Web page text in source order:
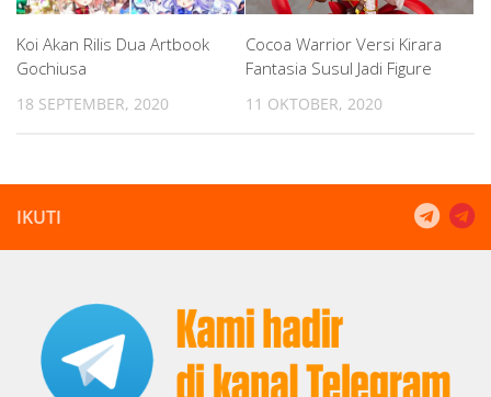
Koi Akan Rilis Dua Artbook
Gochiusa
18 SEPTEMBER, 2020
Cocoa Warrior Versi Kirara
Fantasia Susul Jadi Figure
11 OKTOBER, 2020
IKUTI